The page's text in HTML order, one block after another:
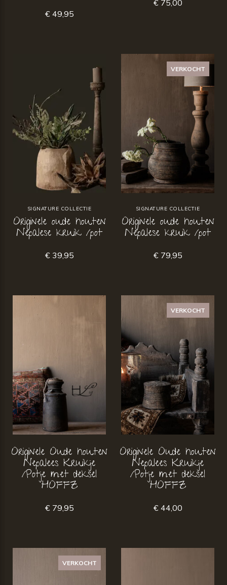
€ 49,95
€ 75,00
SIGNATURE COLLECTIE
Originele oude houten
Nepalese kruik /pot
€ 39,95
VERKOCHT
SIGNATURE COLLECTIE
Originele oude houten
Nepalese kruik /pot
€ 79,95
Originele Oude houten
Nepalees Kruikje
/Potje met deksel
HOFFZ
€ 79,95
VERKOCHT
Originele Oude houten
Nepalees Kruikje
/Potje met deksel
HOFFZ
€ 44,00
VERKOCHT